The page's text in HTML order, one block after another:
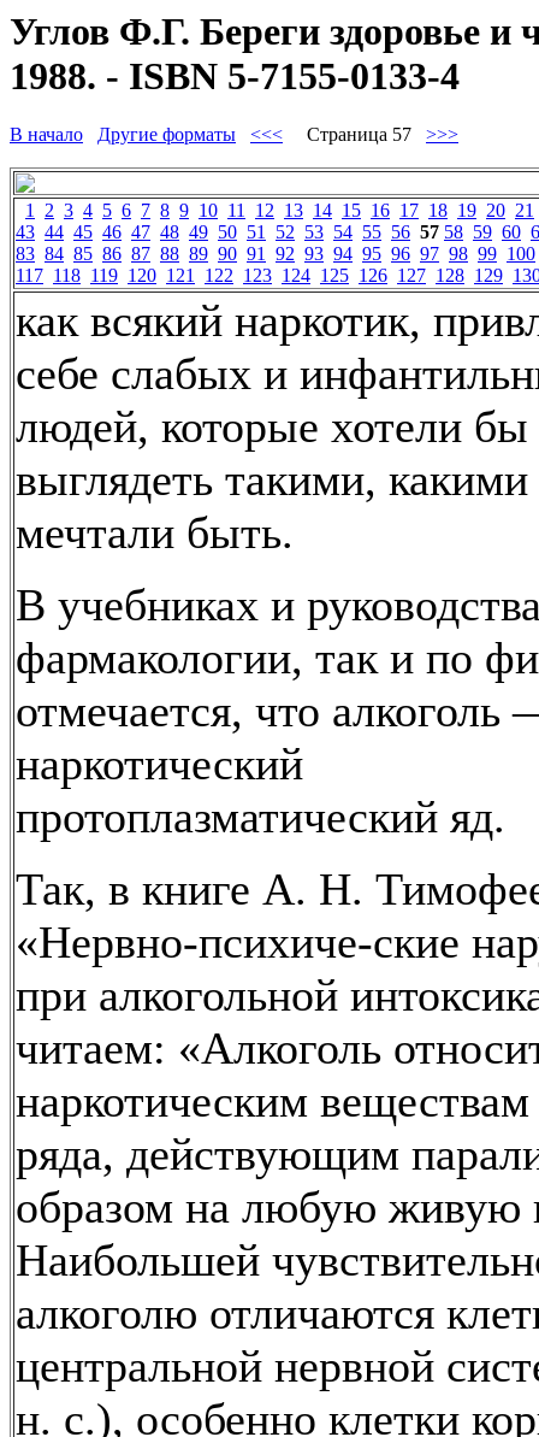
Углов Ф.Г. Береги здоровье и
1988. - ISBN 5-7155-0133-4
В начало Другие форматы <<< Страница 57 >>>
1 2 3 4 5 6 7 8 9 10 11 12 13 14 15 16 17 18 19 20 21
43 44 45 46 47 48 49 50 51 52 53 54 55 56 57 58 59 60
83 84 85 86 87 88 89 90 91 92 93 94 95 96 97 98 99 100
117 118 119 120 121 122 123 124 125 126 127 128 129
как всякий наркотик,
себе слабых и
людей, которые хотели бы
выглядеть такими,
мечтали быть.
В учебниках и
фармакологии, так и по
отмечается, что алкоголь
наркотический
протоплазматический яд.
Так, в книге А. Н.
«Нервно-психиче-ские
при алкогольной
читаем: «Алкоголь
наркотическим
ряда, действующим
образом на любую живую
Наибольшей
алкоголю отличаются
центральной нервной
н. с.), особенно клетки